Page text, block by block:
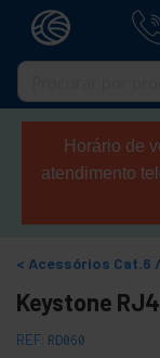
Horário de
atendimento
Acessórios Cat.6
Keystone
REF: RD060